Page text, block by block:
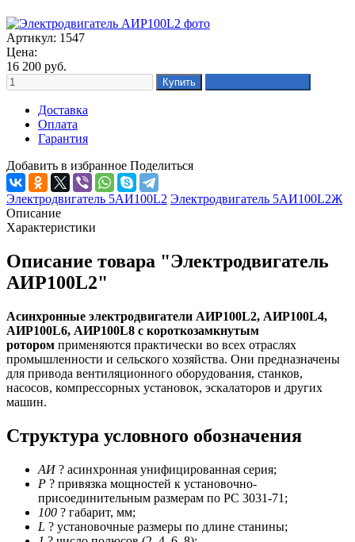
Артикул: 1547
Цена:
16 200 руб.
Доставка
Оплата
Гарантия
Добавить в избранное Поделиться
Электродвигатель 5АИ100L2 Электродвигатель 5АИ100L2Ж
Описание
Характеристики
Описание товара "Электродвигатель
АИР100L2"
Асинхронные электродвигатели АИР100L2, АИР100L4,
АИР100L6, АИР100L8 с короткозамкнутым
ротором применяются практически во всех отраслях
промышленности и сельского хозяйства. Они предназначены
для привода вентиляционного оборудования, станков,
насосов, компрессорных установок, эскалаторов и других
машин.
Структура условного обозначения
АИ? асинхронная унифицированная серия;
Р ? привязка мощностей к установочно-
присоединительным размерам по РС 3031-71;
100 ? габарит, мм;
L ? установочные размеры по длине станины;